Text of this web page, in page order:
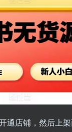
通店铺，然后上